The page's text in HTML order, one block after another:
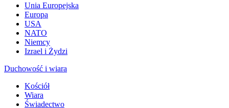
Unia Europejska
Europa
USA
NATO
Niemcy
Izrael i Żydzi
Duchowość i wiara
Kościół
Wiara
Świadectwo